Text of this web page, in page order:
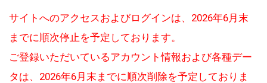
サイトへのアクセスおよびログインは、2026年6月末
までに順次停止を予定しております。
ご登録いただいているアカウント情報および各種デー
タは、2026年6月末までに順次削除を予定しておりま